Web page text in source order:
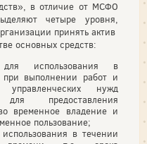
в отличие от МСФО
четыре уровня,
принять актив
основных средств:
для использования в
при выполнении работ и
нужд
предоставления
временное владение и
пользование;
в течении